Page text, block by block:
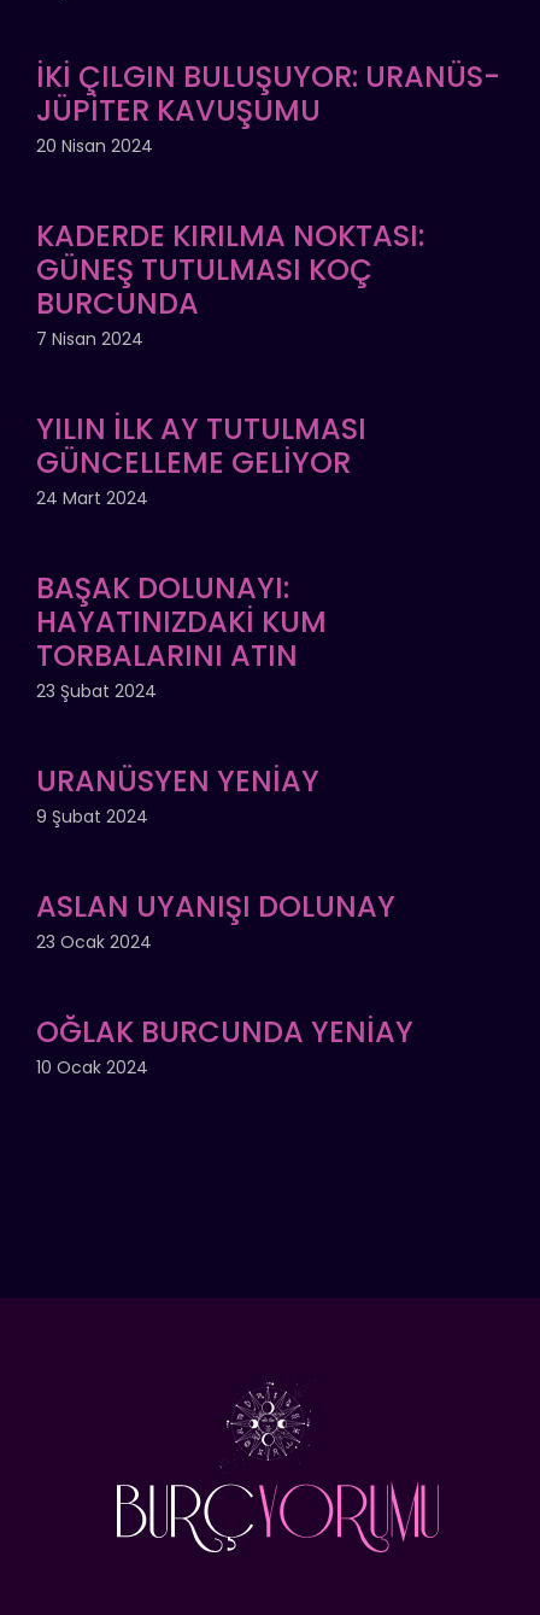
İKİ ÇILGIN BULUŞUYOR: URANÜS-
JÜPİTER KAVUŞUMU
20 Nisan 2024
KADERDE KIRILMA NOKTASI:
GÜNEŞ TUTULMASI KOÇ
BURCUNDA
7 Nisan 2024
YILIN İLK AY TUTULMASI
GÜNCELLEME GELİYOR
24 Mart 2024
BAŞAK DOLUNAYI:
HAYATINIZDAKİ KUM
TORBALARINI ATIN
23 Şubat 2024
URANÜSYEN YENİAY
9 Şubat 2024
ASLAN UYANIŞI DOLUNAY
23 Ocak 2024
OĞLAK BURCUNDA YENİAY
10 Ocak 2024